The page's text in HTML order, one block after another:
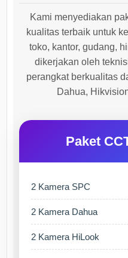
Kami menyediakan
kualitas terbaik untuk
toko, kantor, gudang,
dikerjakan oleh
perangkat berkualitas
Dahua,
Paket
2 Kamera SPC
2 Kamera Dahua
2 Kamera HiLook